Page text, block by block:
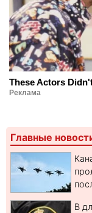
These Actors
Реклама
Главные
В